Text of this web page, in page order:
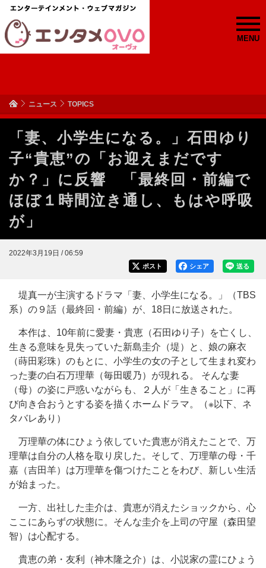
MENU
ニュース TOPICS
「妻、小学生になる。」石田ゆり
子“貴恵”の「お迎えまだです
か？」に反響 「最終回・前編で
ほぼ１時間泣き通し、もはや呼吸
が」
2022年3月19日 / 06:59
送る
シェア
ポスト
堤真一が主演するドラマ「妻、小学生になる。」（TBS
系）の９話（最終回・前編）が、18日に放送された。
本作は、10年前に愛妻・貴恵（石田ゆり子）を亡くし、
生きる意味を見失っていた新島圭介（堤）と、娘の麻衣
（蒔田彩珠）のもとに、小学生の女の子として生まれ変わ
った妻の白石万理華（毎田暖乃）が現れる。 そんな妻
（母）の姿に戸惑いながらも、２人が「生きること」に再
び向き合おうとする姿を描くホームドラマ。（※以下、ネ
タバレあり）
万理華の体にひょう依していた貴恵が消えたことで、万
理華は自分の人格を取り戻した。そして、万理華の母・千
嘉（吉田羊）は万理華を傷つけたことをわび、新しい生活
が始まった。
一方、出社した圭介は、貴恵が消えたショックから、心
ここにあらずの状態に。そんな圭介を上司の守屋（森田望
智）は心配する。
貴恵の弟・友利（神木隆之介）は、小説家の霊にひょう